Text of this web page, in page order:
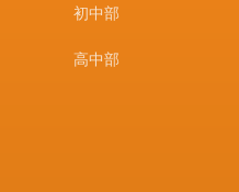
初中部
高中部